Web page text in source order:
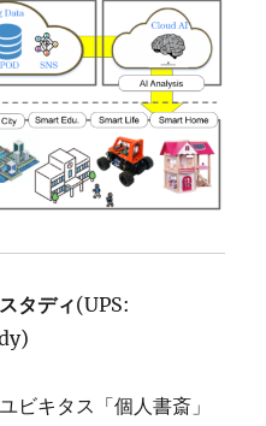
タディ(UPS:
ビキタス「個人書斎」